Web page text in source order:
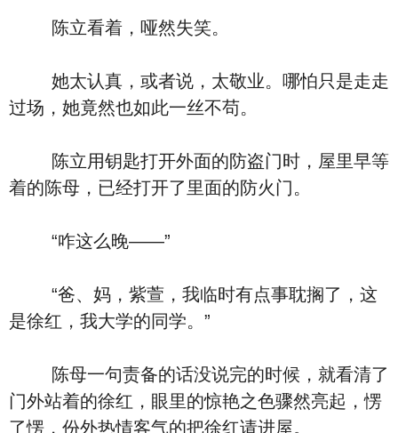
陈立看着，哑然失笑。
她太认真，或者说，太敬业。哪怕只是走走
过场，她竟然也如此一丝不苟。
陈立用钥匙打开外面的防盗门时，屋里早等
着的陈母，已经打开了里面的防火门。
“咋这么晚——”
“爸、妈，紫萱，我临时有点事耽搁了，这
是徐红，我大学的同学。”
陈母一句责备的话没说完的时候，就看清了
门外站着的徐红，眼里的惊艳之色骤然亮起，愣
了愣，份外热情客气的把徐红请进屋。